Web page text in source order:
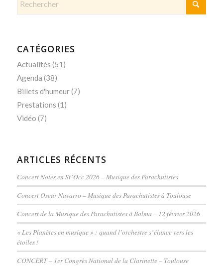
CATÉGORIES
Actualités (51)
Agenda (38)
Billets d'humeur(7)
Prestations (1)
Vidéo (7)
ARTICLES RÉCENTS
Concert Notes en St’Occ 2026 – Musique des Parachutistes
Concert Oscar Navarro – Musique des Parachutistes à Toulouse
Concert de la Musique des Parachutistes à Balma – 12 février 2026
« Les Planètes en musique » : quand l’orchestre s’élance vers les
étoiles !
CONCERT – 1er Congrès National de la Clarinette – Toulouse